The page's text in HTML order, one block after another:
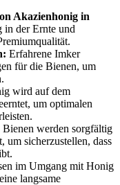
Akazienhonig in
in der Ernte und
Erfahrene Imker
für die Bienen, um
wird auf dem
um optimalen
werden sorgfältig
um sicherzustellen, dass
im Umgang mit Honig
langsame